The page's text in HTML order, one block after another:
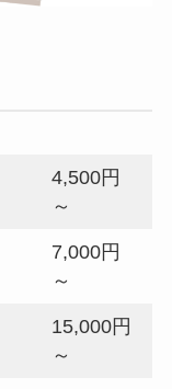
4,500円
～
7,000円
～
15,000円
～